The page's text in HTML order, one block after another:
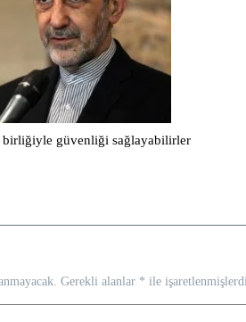
birliğiyle güvenliği sağlayabilirler
Gerekli alanlar * ile